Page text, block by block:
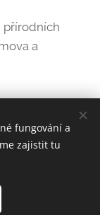
přírodních
a
fungování a
zajistit tu